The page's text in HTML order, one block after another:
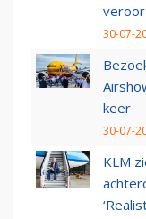
30-07-
keer
30-07-
KLM